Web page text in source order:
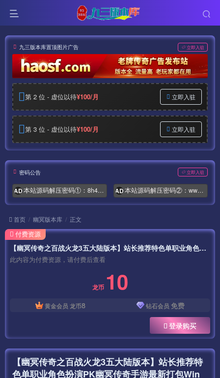
九三版本库置顶图片广告 立即入驻
第 2 位 - 虚位以待¥100/月 立即入驻
第 3 位 - 虚位以待¥100/月 立即入驻
密码公告 立即入驻
AD 本站源码解压密码①：8h4.com AD 本站源码解压密码②：www.syymw.com
首页 幽冥版本库 正文
【幽冥传奇之百战火龙3五大陆版本】站长推荐特色单职业角色扮演PK幽冥传奇手游最新打包Win服务端源码视频架设教程-GM总运营管理后台-多功能GM网页授权后台-GM网页总运营管理后台-苹果IOS安卓双端版本！
此内容为付费资源，请付费后查看
龙币 10
黄金会员 龙币8 钻石会员 免费
登录购买
付费资源
【幽冥传奇之百战火龙3五大陆版本】站长推荐特
色单职业角色扮演PK幽冥传奇手游最新打包Win